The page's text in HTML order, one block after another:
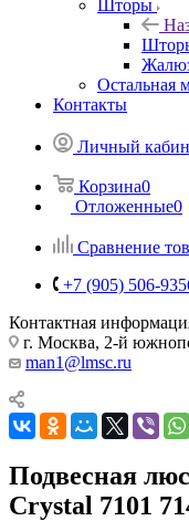
Шторы
Остальная
Контакты
Личный
Корзина0
Отложенные0
Сравнение
+7 (905) 506-
Контактная
г. Москва, 2-й
man1@lmsc.ru
Подвесная
Crystal 7101